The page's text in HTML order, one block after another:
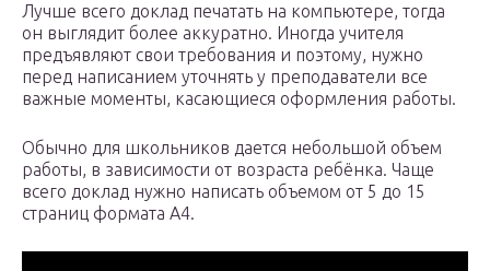
Лучше всего доклад печатать на компьютере, тогда
он выглядит более аккуратно. Иногда учителя
предъявляют свои требования и поэтому, нужно
перед написанием уточнять у преподаватели все
важные моменты, касающиеся оформления работы.
Обычно для школьников дается небольшой объем
работы, в зависимости от возраста ребёнка. Чаще
всего доклад нужно написать объемом от 5 до 15
страниц формата А4.